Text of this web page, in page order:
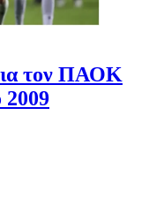
τον ΠΑΟΚ
2009